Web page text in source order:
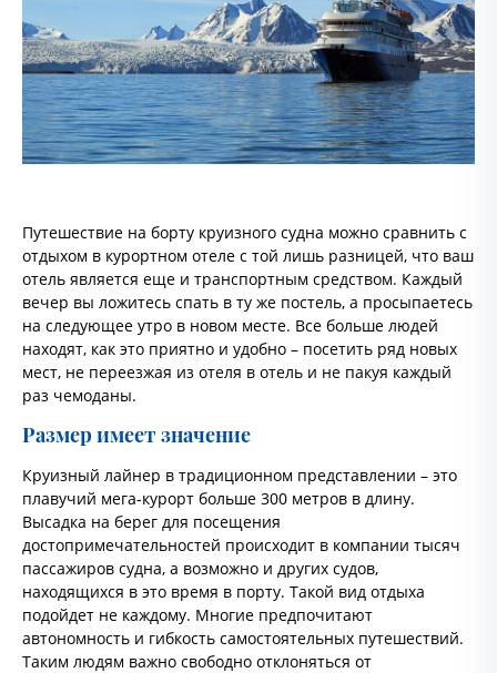
Путешествие на борту круизного судна можно сравнить с
отдыхом в курортном отеле с той лишь разницей, что ваш
отель является еще и транспортным средством. Каждый
вечер вы ложитесь спать в ту же постель, а просыпаетесь
на следующее утро в новом месте. Все больше людей
находят, как это приятно и удобно – посетить ряд новых
мест, не переезжая из отеля в отель и не пакуя каждый
раз чемоданы.
Размер имеет значение
Круизный лайнер в традиционном представлении – это
плавучий мега-курорт больше 300 метров в длину.
Высадка на берег для посещения
достопримечательностей происходит в компании тысяч
пассажиров судна, а возможно и других судов,
находящихся в это время в порту. Такой вид отдыха
подойдет не каждому. Многие предпочитают
автономность и гибкость самостоятельных путешествий.
Таким людям важно свободно отклоняться от